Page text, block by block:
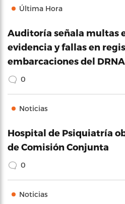
Última Hora
Auditoría señala multas
evidencia y fallas en
embarcaciones del DRNA
0
Noticias
Hospital de Psiquiatría
de Comisión Conjunta
0
Noticias